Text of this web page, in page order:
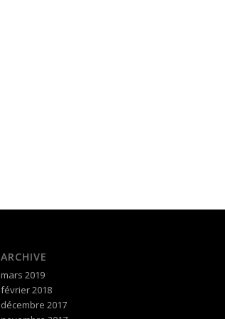
ARCHIVE
mars 2019
février 2018
décembre 2017